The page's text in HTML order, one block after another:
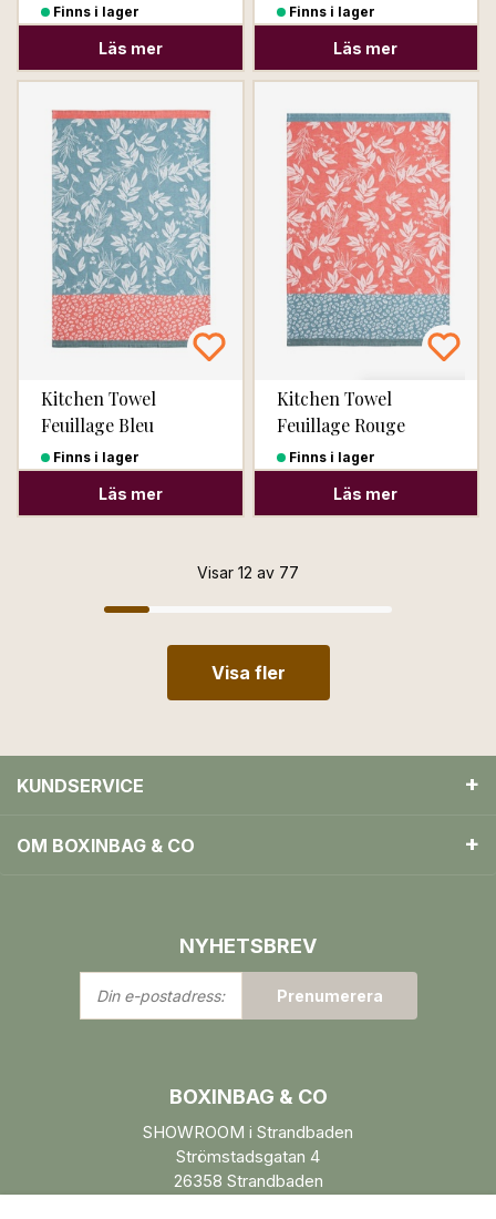
Finns i lager
Läs mer
Finns i lager
Läs mer
Kitchen Towel
Feuillage Bleu
Finns i lager
Läs mer
Kitchen Towel
Feuillage Rouge
Finns i lager
Läs mer
Visar 12 av 77
Visa fler
KUNDSERVICE
OM BOXINBAG & CO
NYHETSBREV
Din
e-
Prenumerera
BOXINBAG & CO
SHOWROOM i Strandbaden
Strömstadsgatan 4
26358 Strandbaden